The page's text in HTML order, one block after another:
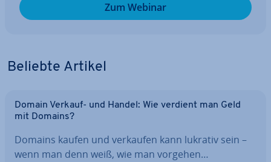
Zum Webinar
Beliebte Artikel
Domain Verkauf- und Handel: Wie verdient man Geld
mit Domains?
Domains kaufen und verkaufen kann lukrativ sein –
wenn man denn weiß, wie man vorgehen…